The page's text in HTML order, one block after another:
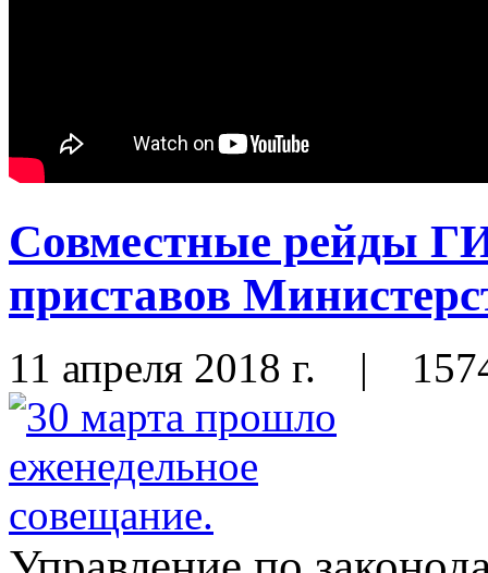
Совместные рейды
приставов
11 апреля 2018 г. |